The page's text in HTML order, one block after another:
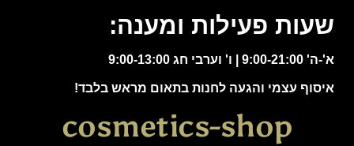
שעות פעילות ומענה:
א'-ה' 9:00-21:00 | ו' וערבי חג 9:00-13:00
איסוף עצמי והגעה לחנות בתאום מראש בלבד!
cosmetics-shop